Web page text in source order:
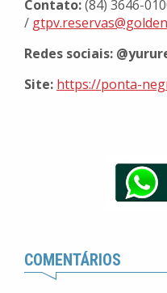
Contato:(84) 3646-
/
Redes sociais:
Site: https://ponta-
COMENTÁRIOS